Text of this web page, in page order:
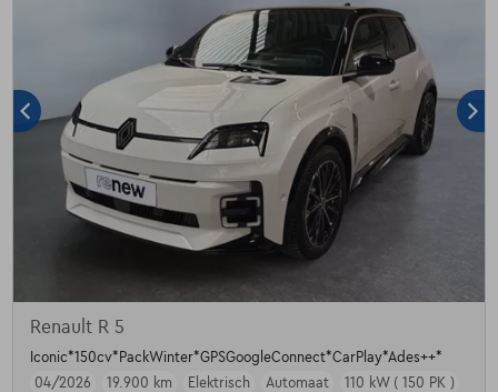
Renault R 5
Iconic*150cv*PackWinter*GPSGoogleConnect*CarPlay*Ades++*
04/2026
19.900 km Elektrisch Automaat 110 kW ( 150 PK )